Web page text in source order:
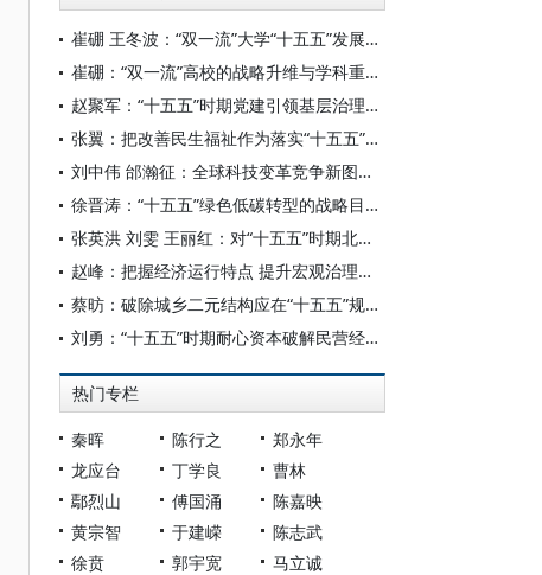
崔硼 王冬波：“双一流”大学“十五五”发展规划指标体系构建：价值重构与实践路径
崔硼：“双一流”高校的战略升维与学科重构——基于“十五五”规划视角的系统性思考
赵聚军：“十五五”时期党建引领基层治理创新的结构情境与效能优化
张翼：把改善民生福祉作为落实“十五五”规划的出发点和落脚点
刘中伟 邰瀚征：全球科技变革竞争新图景与“十五五”时期我国科技发展新范式
徐晋涛：“十五五”绿色低碳转型的战略目标与应对要点
张英洪 刘雯 王丽红：对“十五五”时期北京农业农村现代化的思考建议
赵峰：把握经济运行特点 提升宏观治理效能
蔡昉：破除城乡二元结构应在“十五五”规划中高度优先
刘勇：“十五五”时期耐心资本破解民营经济“内卷式”竞争的机理与进路
热门专栏
秦晖 陈行之
郑永年
龙应台
丁学良
曹林
鄢烈山
傅国涌
陈嘉映
黄宗智
于建嵘
陈志武
徐贲
郭宇宽
马立诚